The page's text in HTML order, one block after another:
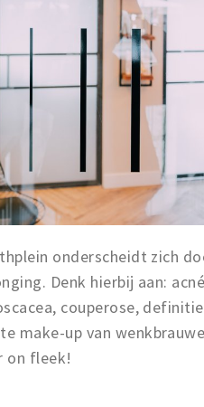
onderscheidt zich
Denk hierbij aan:
couperose,
make-up van
on fleek!